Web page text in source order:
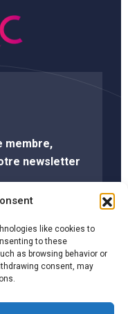
like cookies to
to these
as browsing behavior or
consent, may
membre,
newsletter
est membre